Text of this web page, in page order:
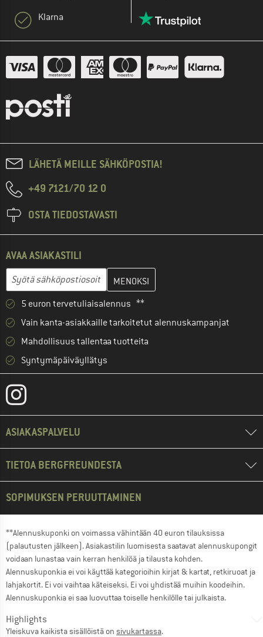
Klarna
LÄHETÄ MEILLE SÄHKÖPOSTIA!
+49 7121/70 12 0
OSTA TIEDOSTAVASTI
AVAA ASIAKASTILI
Sähköpostiosoite
Anna sähköpostiosoitteesi ja luo seuraavassa vaiheessa
5 euron tervetuliaisalennus **
Vain kanta-asiakkaille tarkoitetut alennuskampanjat
Mahdollisuus tallentaa tuotteita
Syntymäpäiväyllätys
ASIAKASPALVELU
TIETOA BERGFREUNDESTA
SOPIMUKSEN PERUUTTAMINEN
**Alennuskuponki on voimassa vähintään 40 euron tilauksissa
(palautusten jälkeen). Asiakastilin luomisesta saatavat alennuskupongit
voidaan lunastaa vain kerran henkilöä ja tilausta kohden.
Alennuskuponkia ei voi käyttää kategorioihin kirjat & kartat, retkiruoat ja
lahjakortit. Ei voi vaihtaa käteiseksi. Ei voi yhdistää muihin koodeihin.
Alennuskuponkia ei saa luovuttaa toiselle henkilölle tai julkaista.
Highlights
Yleiskuva kaikista sisällöistä on sivukartassa.